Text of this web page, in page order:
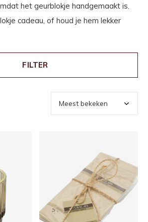
het geurblokje handgemaakt is.
cadeau, of houd je hem lekker
FILTER